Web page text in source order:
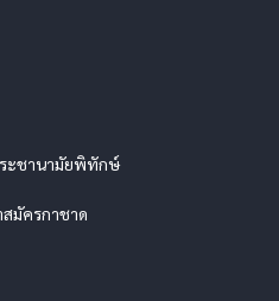
ะชานามัยพิทักษ์
มัครกาชาด